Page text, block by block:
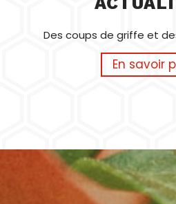
Des coups de griffe et
En savoir